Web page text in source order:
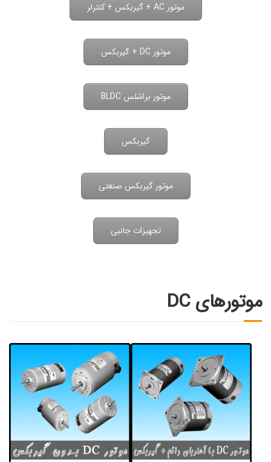
تجهیزات جانبی
موتور گیربکس صنعتی
گیربکس
موتور براشلس BLDC
موتور DC + گیربکس
موتور AC + گیربکس + کنترلر
موتورهای DC